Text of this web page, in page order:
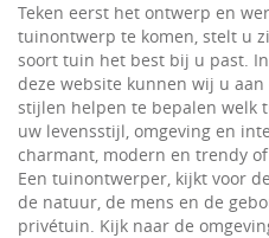
Teken eerst het ontwerp en
tuinontwerp te komen, stelt u
soort tuin het best bij u past.
deze website kunnen wij u
stijlen helpen te bepalen welk
uw levensstijl, omgeving en
charmant, modern en trendy
Een tuinontwerper, kijkt voor
de natuur, de mens en de
privétuin. Kijk naar de